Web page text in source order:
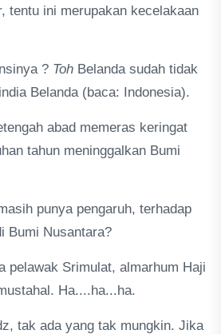
tentu ini merupakan kecelakaan
? Toh Belanda sudah tidak
Belanda (baca: Indonesia).
abad memeras keringat
tahun meninggalkan Bumi
punya pengaruh, terhadap
Bumi Nusantara?
pelawak Srimulat, almarhum Haji
Ha....ha...ha.
tak ada yang tak mungkin. Jika